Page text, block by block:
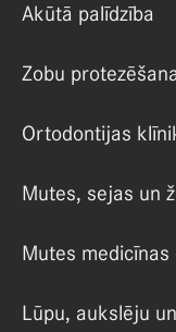
Akūtā palīdzība
Zobu
Ortodontijas
Mutes, sejas un
Mutes medicīnas
Lūpu, aukslēju